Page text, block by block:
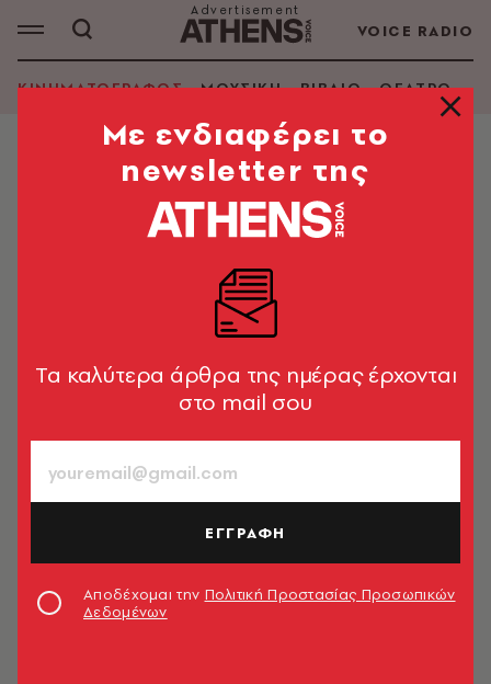
VOICE RADIO
ΚΙΝΗΜΑΤΟΓΡΑΦΟΣ ΜΟΥΣΙΚΗ ΒΙΒΛΙΟ ΘΕΑΤΡΟ -
ΚΙΝΗΜΑΤΟΓΡΑΦΟΣ
Νίκι Γκλέιζερ: Η κωμικός που
έκλεψε την παράσταση στην
παρουσίαση των Χρυσών
Στο στόχαστρο της οι πάντες
Mε ενδιαφέρει το
newsletter της
Tα καλύτερα άρθρα της ημέρας έρχονται
στο mail σου
ΕΓΓΡΑΦΗ
Αποδέχομαι την Πολιτική Προστασίας Προσωπικών
Δεδομένων